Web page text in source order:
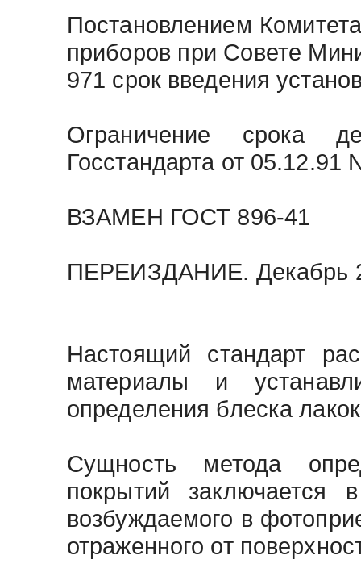
Постановлением
приборов при Совете
971 срок введения
Ограничение срока
Госстандарта от 05.12.91
ВЗАМЕН ГОСТ 896-41
ПЕРЕИЗДАНИЕ. Декабрь
Настоящий стандарт
материалы и
определения блеска
Сущность метода
покрытий заключается
возбуждаемого в
отраженного от